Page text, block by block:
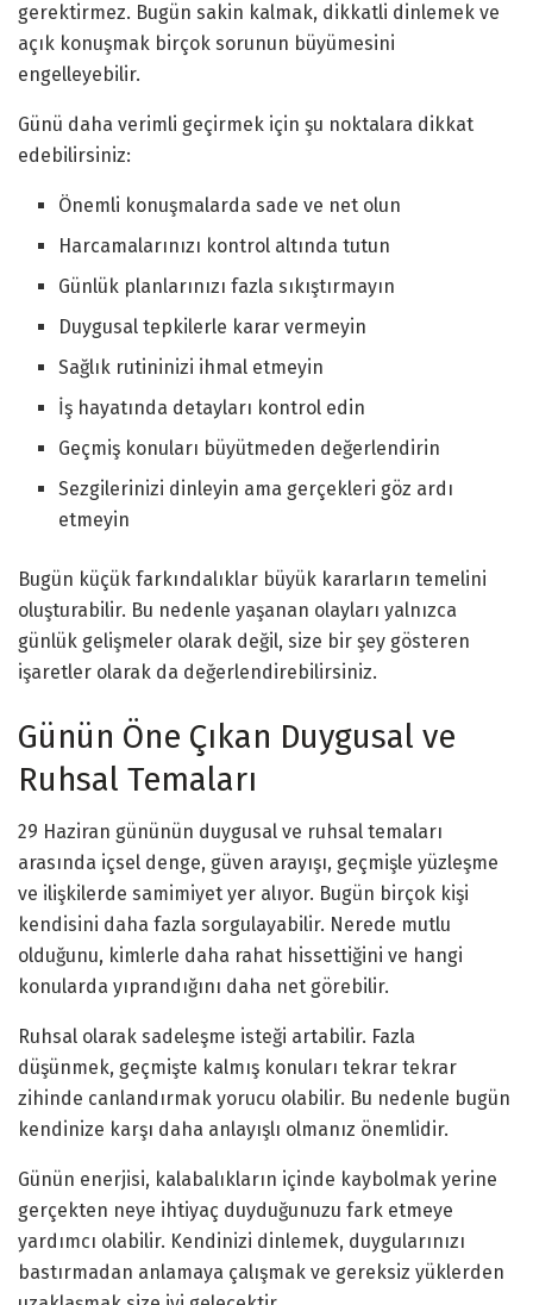
gerektirmez. Bugün sakin kalmak, dikkatli dinlemek ve
açık konuşmak birçok sorunun büyümesini
engelleyebilir.
Günü daha verimli geçirmek için şu noktalara dikkat
edebilirsiniz:
Önemli konuşmalarda sade ve net olun
Harcamalarınızı kontrol altında tutun
Günlük planlarınızı fazla sıkıştırmayın
Duygusal tepkilerle karar vermeyin
Sağlık rutininizi ihmal etmeyin
İş hayatında detayları kontrol edin
Geçmiş konuları büyütmeden değerlendirin
Sezgilerinizi dinleyin ama gerçekleri göz ardı
etmeyin
Bugün küçük farkındalıklar büyük kararların temelini
oluşturabilir. Bu nedenle yaşanan olayları yalnızca
günlük gelişmeler olarak değil, size bir şey gösteren
işaretler olarak da değerlendirebilirsiniz.
Günün Öne Çıkan Duygusal ve
Ruhsal Temaları
29 Haziran gününün duygusal ve ruhsal temaları
arasında içsel denge, güven arayışı, geçmişle yüzleşme
ve ilişkilerde samimiyet yer alıyor. Bugün birçok kişi
kendisini daha fazla sorgulayabilir. Nerede mutlu
olduğunu, kimlerle daha rahat hissettiğini ve hangi
konularda yıprandığını daha net görebilir.
Ruhsal olarak sadeleşme isteği artabilir. Fazla
düşünmek, geçmişte kalmış konuları tekrar tekrar
zihinde canlandırmak yorucu olabilir. Bu nedenle bugün
kendinize karşı daha anlayışlı olmanız önemlidir.
Günün enerjisi, kalabalıkların içinde kaybolmak yerine
gerçekten neye ihtiyaç duyduğunuzu fark etmeye
yardımcı olabilir. Kendinizi dinlemek, duygularınızı
bastırmadan anlamaya çalışmak ve gereksiz yüklerden